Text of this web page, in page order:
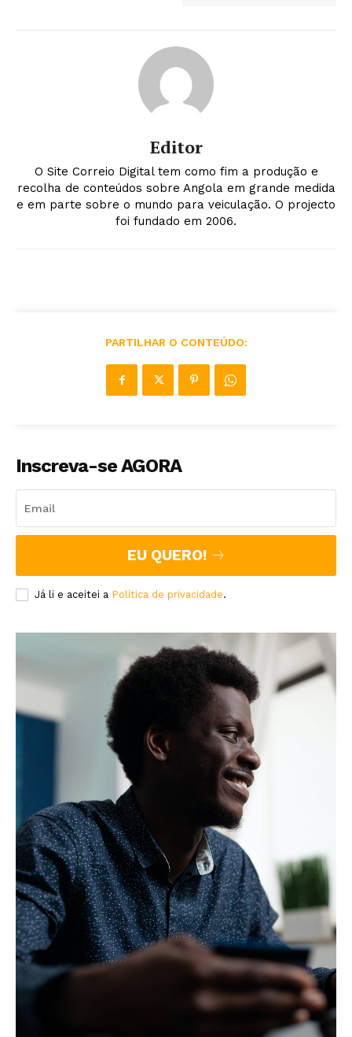
Editor
O Site Correio Digital tem como fim a produção e
recolha de conteúdos sobre Angola em grande medida
e em parte sobre o mundo para veiculação. O projecto
foi fundado em 2006.
PARTILHAR O CONTEÚDO:
Inscreva-se AGORA
EU QUERO!
Já li e aceitei a Política de privacidade.